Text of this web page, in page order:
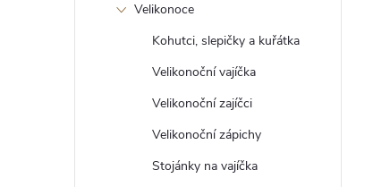
Velikonoce
Kohutci, slepičky a kuřátka
Velikonoční vajíčka
Velikonoční zajíčci
Velikonoční zápichy
Stojánky na vajíčka